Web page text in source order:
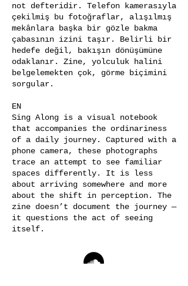
not defteridir. Telefon kamerasıyla
çekilmiş bu fotoğraflar, alışılmış
mekânlara başka bir gözle bakma
çabasının izini taşır. Belirli bir
hedefe değil, bakışın dönüşümüne
odaklanır. Zine, yolculuk halini
belgelemekten çok, görme biçimini
sorgular.
EN
Sing Along is a visual notebook
that accompanies the ordinariness
of a daily journey. Captured with a
phone camera, these photographs
trace an attempt to see familiar
spaces differently. It is less
about arriving somewhere and more
about the shift in perception. The
zine doesn’t document the journey —
it questions the act of seeing
itself.